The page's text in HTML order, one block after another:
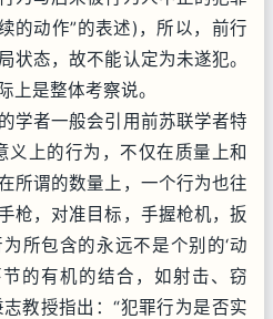
的动作”的表述)，所以，前行
状态，故不能认定为未遂犯。
上是整体考察说。
者一般会引用前苏联学者特
义上的行为，不仅在质量上和
所谓的数量上，一个行为也往
枪，对准目标，手握枪机，扳
所包含的永远不是个别的‘动
节的有机的结合，如射击、窃
教授指出：“犯罪行为是否实